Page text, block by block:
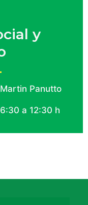
y
Panutto
a 12:30 h